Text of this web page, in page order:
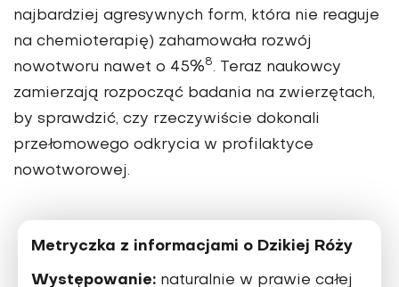
najbardziej agresywnych form, która nie reaguje
na chemioterapię) zahamowała rozwój
nowotworu nawet o 45%8. Teraz naukowcy
zamierzają rozpocząć badania na zwierzętach,
by sprawdzić, czy rzeczywiście dokonali
przełomowego odkrycia w profilaktyce
nowotworowej.
Metryczka z informacjami o Dzikiej Róży
Występowanie: naturalnie w prawie całej